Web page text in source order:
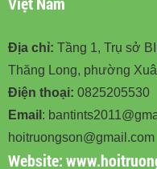
Địa chỉ: Tầng 1, Trụ sở
Thăng Long, phường
Điện thoại: 0825205530
Email :
hoitruongson@gmail.com
Website: